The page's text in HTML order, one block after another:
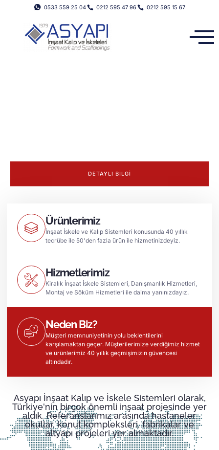
0533 559 25 04 0212 595 47 96 0212 595 15 67
DETAYLI BİLGİ
Ürünlerimiz
İnşaat İskele ve Kalıp Sistemleri konusunda 40 yıllık
tecrübe ile 50'den fazla ürün ile hizmetinizdeyiz.
Hizmetlerimiz
Kiralık İnşaat İskele Sistemleri, Danışmanlık Hizmetleri,
Montaj ve Söküm Hizmetleri ile daima yanınızdayız.
Neden Biz?
Müşteri memnuniyetinin yolu beklentilerini
karşılamaktan geçer. Müşterilerimize verdiğimiz hizmet
ve ürünlerimiz 40 yıllık geçmişimizin güvencesi
altındadır.
Asyapı İnşaat Kalıp ve İskele Sistemleri olarak,
Türkiye'nin birçok önemli inşaat projesinde yer
aldık. Referanslarımız arasında hastaneler,
okullar, konut kompleksleri, fabrikalar ve
altyapı projeleri yer almaktadır.